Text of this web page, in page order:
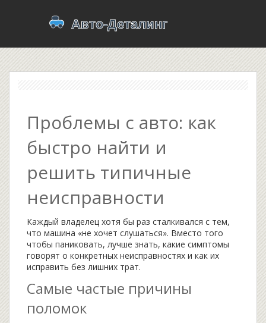
Проблемы с авто: как
быстро найти и
решить типичные
неисправности
Каждый владелец хотя бы раз сталкивался с тем,
что машина «не хочет слушаться». Вместо того
чтобы паниковать, лучше знать, какие симптомы
говорят о конкретных неисправностях и как их
исправить без лишних трат.
Самые частые причины
поломок